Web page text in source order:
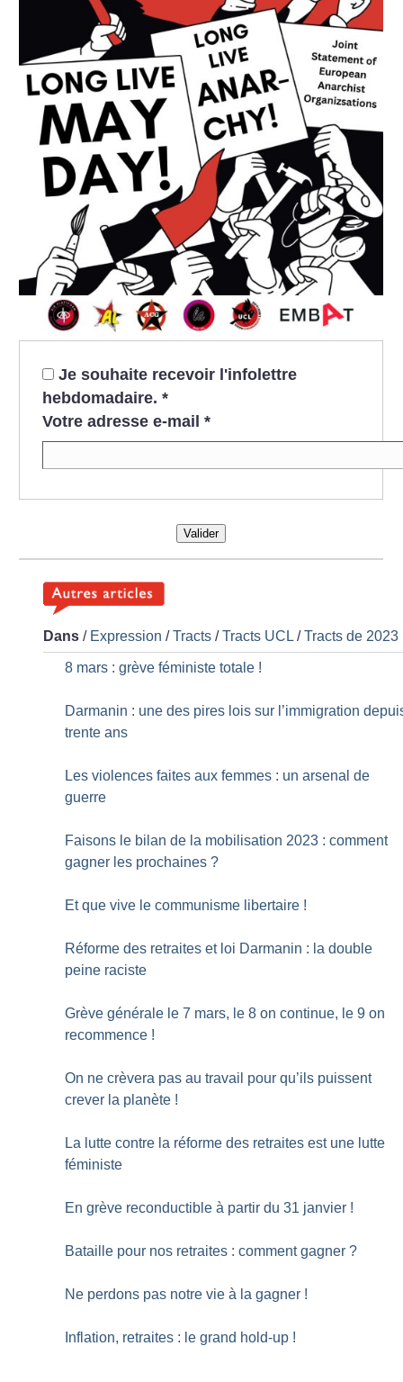
Je souhaite recevoir l'infolettre
hebdomadaire. *
Votre adresse e-mail *
Valider
Dans / Expression /Tracts /Tracts UCL /Tracts de 2023
8 mars : grève féministe totale !
Darmanin : une des pires lois sur l’immigration
trente ans
Les violences faites aux femmes : un arsenal de
guerre
Faisons le bilan de la mobilisation 2023 : comment
gagner les prochaines ?
Et que vive le communisme libertaire !
Réforme des retraites et loi Darmanin : la double
peine raciste
Grève générale le 7 mars, le 8 on continue, le 9 on
recommence !
On ne crèvera pas au travail pour qu’ils puissent
crever la planète !
La lutte contre la réforme des retraites est une lutte
féministe
En grève reconductible à partir du 31 janvier !
Bataille pour nos retraites : comment gagner ?
Ne perdons pas notre vie à la gagner !
Inflation, retraites : le grand hold-up !